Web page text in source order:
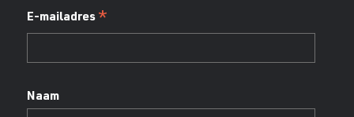
E-mailadres *
Naam